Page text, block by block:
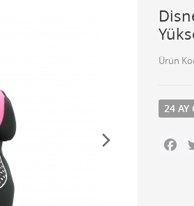
Ürün
24 AY